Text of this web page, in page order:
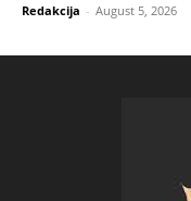
Redakcija - August 5, 2026